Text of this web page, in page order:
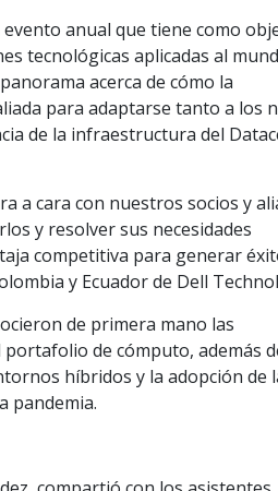
anual que tiene como
tecnológicas aplicadas al
acerca de cómo la
para adaptarse tanto a los
de la infraestructura del
a cara con nuestros socios y
y resolver sus necesidades
competitiva para generar
y Ecuador de Dell
de primera mano las
de cómputo, además
híbridos y la adopción de
pandemia.